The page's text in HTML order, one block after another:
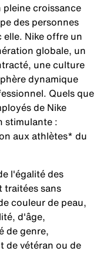
pleine croissance
des personnes
elle. Nike offre un
globale, un
une culture
dynamique
Quels que
de Nike
stimulante :
aux athlètes* du
l'égalité des
traitées sans
couleur de peau,
d'âge,
de genre,
de vétéran ou de